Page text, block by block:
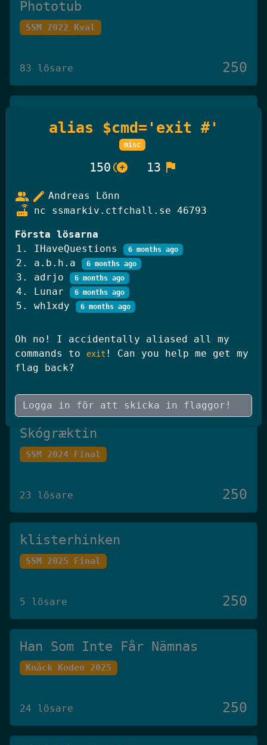
Phototub
SSM 2022 Kval
83 lösare 250
Knäck Koden 2025
GiffelBanken Valv 2
Knäck Koden 2025
20 lösare
SSM 2026 Kval
Skógræktin
SSM 2024 Final
23 lösare 250
klisterhinken
SSM 2025 Final
5 lösare 250
Han Som Inte Får Nämnas
Knäck Koden 2025
24 lösare 250
alias $cmd='exit #'
misc
150 control_point_duplicate 13 flag
Oh no! I accidentally aliased all my
commands to
exit ! Can you help me get my
flag back?
group edit Andreas Lönn
router nc ssmarkiv.ctfchall.se 46793
Första lösarna
IHaveQuestions
6 months ago
a.b.h.a 6 months ago
adrjo 6 months ago
Lunar 6 months ago
wh1xdy 6 months ago